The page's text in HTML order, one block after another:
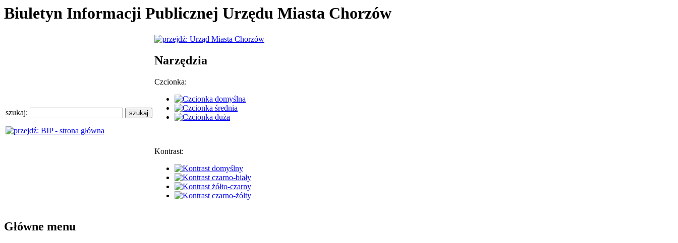
Biuletyn Informacji Publicznej Urzędu Miasta Chorzów
szukaj:
Narzędzia
Czcionka:
Kontrast:
Główne menu